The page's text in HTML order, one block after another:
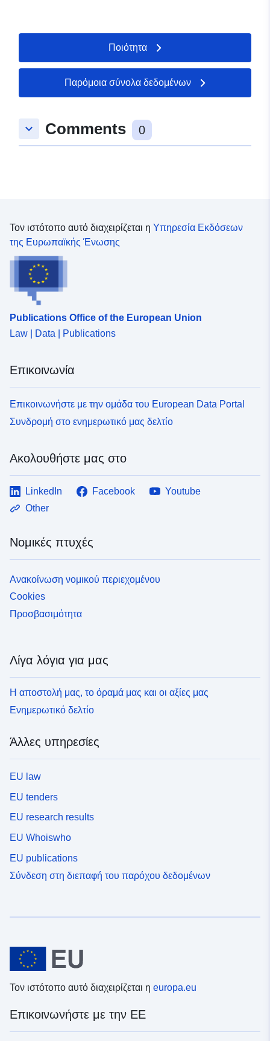
Ποιότητα
Παρόμοια σύνολα δεδομένων
keyboard_arrow_down Comments 0
Τον ιστότοπο αυτό διαχειρίζεται η Υπηρεσία Εκδόσεων
της Ευρωπαϊκής Ένωσης
Publications Office of the European Union
Law | Data | Publications
Επικοινωνία
Επικοινωνήστε με την ομάδα του European Data Portal
Συνδρομή στο ενημερωτικό μας δελτίο
Ακολουθήστε μας στο
LinkedIn Facebook
Youtube
Other
Νομικές πτυχές
Ανακοίνωση νομικού περιεχομένου
Cookies
Προσβασιμότητα
Λίγα λόγια για μας
Η αποστολή μας, το όραμά μας και οι αξίες μας
Ενημερωτικό δελτίο
Άλλες υπηρεσίες
EU law
EU tenders
EU research results
EU Whoiswho
EU publications
Σύνδεση στη διεπαφή του παρόχου δεδομένων
Τον ιστότοπο αυτό διαχειρίζεται η europa.eu
Επικοινωνήστε με την ΕΕ